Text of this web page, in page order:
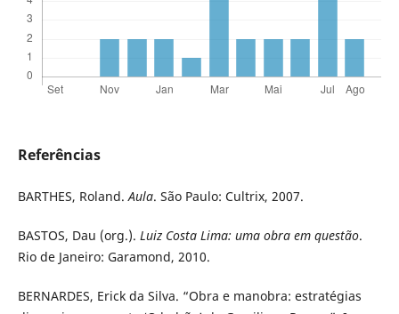
Referências
BARTHES, Roland.Aula. São Paulo: Cultrix, 2007.
BASTOS, Dau (org.). Luiz Costa Lima: uma obra em questão.
Rio de Janeiro: Garamond, 2010.
BERNARDES, Erick da Silva. “Obra e manobra: estratégias